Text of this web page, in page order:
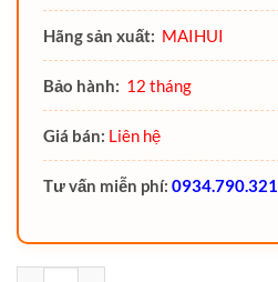
Hãng sản xuất: MAIHUI
Bảo hành: 12 tháng
Giá bán: Liên hệ
Tư vấn miễn phí: 0934.790.321